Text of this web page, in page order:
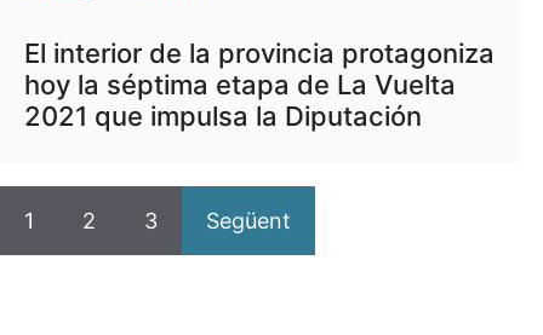
El interior de la provincia protagoniza
hoy la séptima etapa de La Vuelta
2021 que impulsa la Diputación
1 2 3 Següent